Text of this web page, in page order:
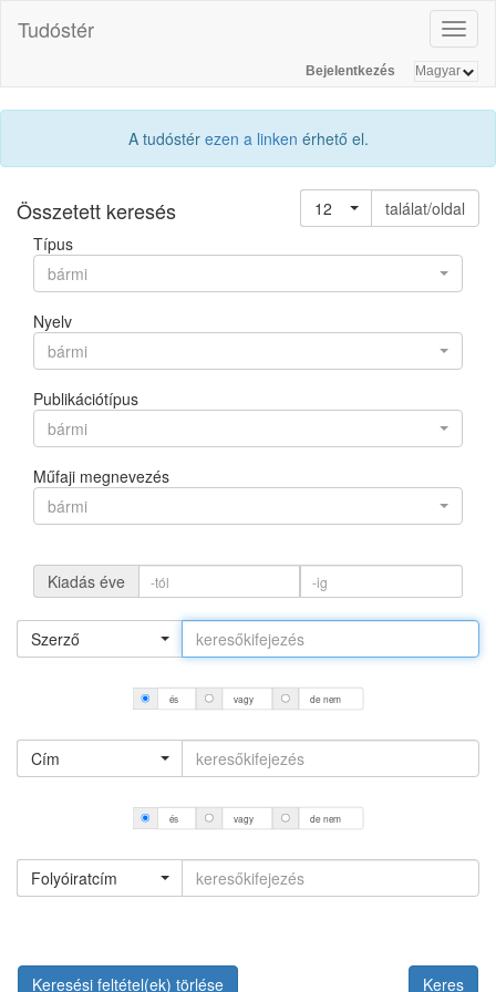
Tudóstér
Bejelentkezés
A tudóstér ezen a linken érhető el.
Összetett keresés 12
találat/oldal
Típus
bármi
Nyelv
bármi
Publikációtípus
bármi
Műfaji megnevezés
bármi
Kiadás éve
Szerző
és vagy de nem
Cím
és vagy de nem
Folyóiratcím
Keresési feltétel(ek) törlése